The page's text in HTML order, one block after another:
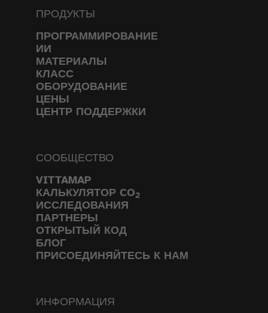
ПРОДУКТЫ
ПРОГРАММИРОВАНИЕ
ИИ
МАТЕРИАЛЫ
КЛАСС
ОБОРУДОВАНИЕ
ЦЕНЫ
ЦЕНТР ПОДДЕРЖКИ
СООБЩЕСТВО
VITTAMAP
КАЛЬКУЛЯТОР CO2
ИССЛЕДОВАНИЯ
ПАРТНЕРЫ
ОТКРЫТЫЙ КОД
БЛОГ
ПРИСОЕДИНЯЙТЕСЬ К НАМ
ИНФОРМАЦИЯ